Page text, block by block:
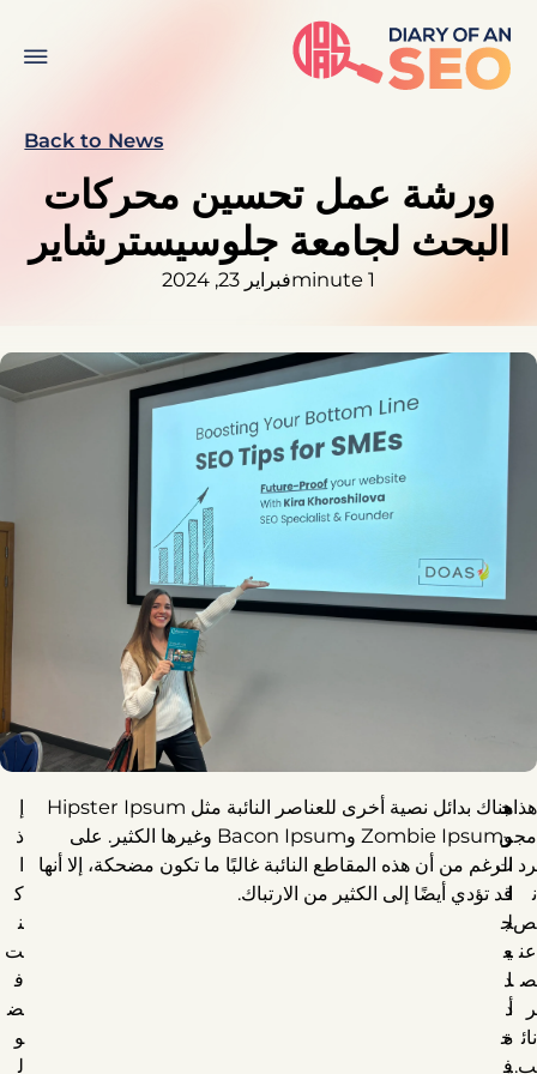
ورشة عمل تحسين محركات
البحث لجامعة جلوسيسترشاير
1 minute فبراير 23, 2024
Back to News
هذا
مج
رد
ن
ص
عن
ص
ر
نائ
ب.
م
ن
ا
ل
ج
ي
د
أ
ح
ي
ج
ر
ت
ا
ل
ع
ا
د
ة
ف
هناك بدائل نصية أخرى للعناصر النائبة مثل Hipster Ipsum
وZombie Ipsum وBacon Ipsum وغيرها الكثير. على
الرغم من أن هذه المقاطع النائبة غالبًا ما تكون مضحكة، إلا أنها
قد تؤدي أيضًا إلى الكثير من الارتباك.
إ
ذ
ا
ك
ن
ت
ف
ض
و
ل